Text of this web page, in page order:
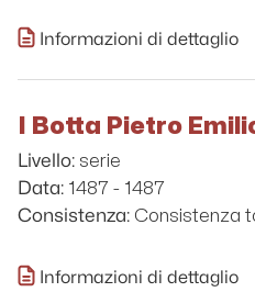
Informazioni di dettaglio
I Botta Pietro
Livello: serie
Data: 1487 - 1487
Consistenza: Consistenza
Informazioni di dettaglio